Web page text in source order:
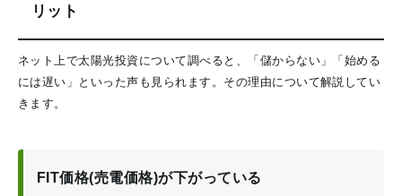
リット
ネット上で太陽光投資について調べると、「儲からない」「始める
には遅い」といった声も見られます。その理由について解説してい
きます。
FIT価格(売電価格)が下がっている